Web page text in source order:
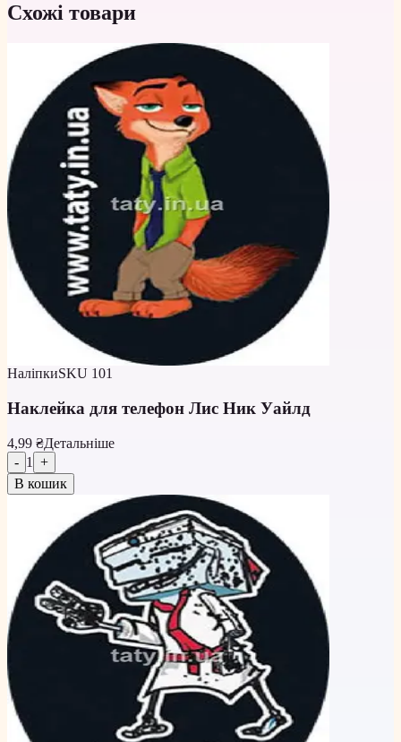
Схожі товари
НаліпкиSKU 101
Наклейка для телефон Лис Ник Уайлд
4,99 ₴Детальніше
- 1
+
В кошик